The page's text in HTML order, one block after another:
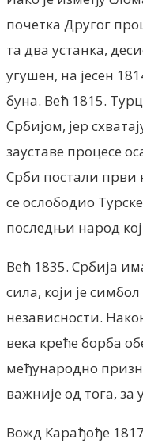
почетка Другог
та два устанка,
угушен, на јесен
буна. Већ 1815.
Србијом, јер
зауставе процесе
Срби постали први
се ослободио
последњи народ
Већ 1835. Србија
сила, који је
независности.
века креће борба
међународно
важније од тога,
Вожд Карађође